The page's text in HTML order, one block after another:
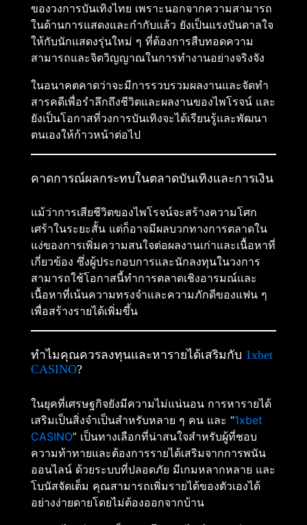
ของวงการบันเทิงไทย เพราะนอกจากความสามารถ
ในด้านการแสดงและกำกับแล้ว ยังเป็นแรงบันดาลใจ
ให้กับนักแสดงรุ่นใหม่ ๆ ที่ต้องการสืบทอดความ
สามารถและจิตวิญญาณในการทำงานอย่างจริงจัง
ในอนาคตคาดว่าจะมีการรวบรวมผลงานและจัดทำ
สารคดีเพื่อรำลึกถึงชีวิตและผลงานของไพโรจน์ และ
ยังเป็นโอกาสที่วงการบันเทิงจะได้เรียนรู้และพัฒนา
ตนเองให้ก้าวหน้าต่อไป
คาดการณ์ผลกระทบในตลาดบันเทิงและการเงิน
แม้ว่าการเสียชีวิตของไพโรจน์จะสร้างความโศก
เศร้าในระยะสั้น แต่ก็อาจมีผลบวกทางการตลาดใน
แง่ของการเพิ่มความสนใจต่อผลงานเก่าและเนื้อหาที่
เกี่ยวข้อง ซึ่งผู้ประกอบการและนักลงทุนในวงการ
สามารถใช้โอกาสนี้ทำการตลาดเชิงอารมณ์และ
เนื้อหาที่เน้นความทรงจำและความภักดีของแฟน ๆ
เพื่อสร้างรายได้เพิ่มขึ้น
ทำไมคุณควรลงทุนและหารายได้เสริมกับ 1xbet
CASINO?
ในยุคที่เศรษฐกิจยังมีความไม่แน่นอน การหารายได้
เสริมเป็นสิ่งจำเป็นสำหรับหลาย ๆ คน และ “1xbet
CASINO” เป็นทางเลือกที่น่าสนใจสำหรับผู้ที่ชอบ
ความท้าทายและต้องการรายได้เสริมจากการพนัน
ออนไลน์ ด้วยระบบที่ปลอดภัย มีเกมหลากหลาย และ
โบนัสจัดเต็ม คุณสามารถเพิ่มรายได้ของตัวเองได้
อย่างง่ายดายโดยไม่ต้องออกจากบ้าน